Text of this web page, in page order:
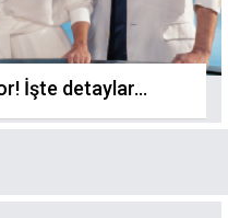
İşte detaylar...